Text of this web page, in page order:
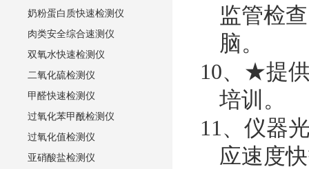
奶粉蛋白质快速检测仪
肉类安全综合速测仪
双氧水快速检测仪
二氧化硫检测仪
甲醛快速检测仪
过氧化苯甲酰检测仪
过氧化值检测仪
亚硝酸盐检测仪
监管检
脑。
10、★提
培训。
11、仪器
应速度